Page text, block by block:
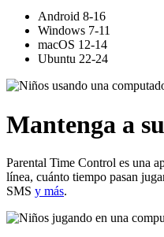
Android 8-16
Windows 7-11
macOS 12-14
Ubuntu 22-24
Mantenga a
Parental Time Control es una
línea, cuánto tiempo pasan
SMS y más.